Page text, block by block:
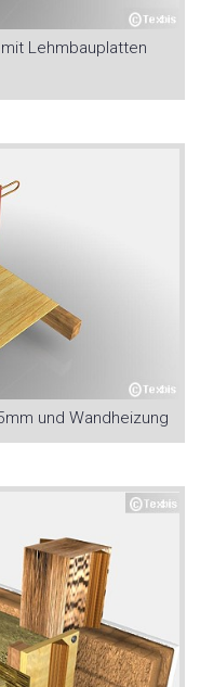
Lehmbauplatten
und Wandheizung